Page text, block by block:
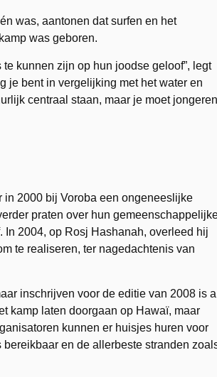
was, aantonen dat surfen en het
was geboren.
kunnen zijn op hun joodse geloof”, legt
je bent in vergelijking met het water en
centraal staan, maar je moet jongeren
in 2000 bij Voroba een ongeneeslijke
praten over hun
2004, op Rosj Hashanah, overleed hij
te realiseren, ter nagedachtenis van
inschrijven voor de editie van 2008 is
kamp laten doorgaan op Hawaï, maar
kunnen er huisjes huren voor
en de allerbeste stranden